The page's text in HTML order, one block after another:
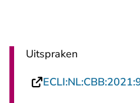
Uitspraken